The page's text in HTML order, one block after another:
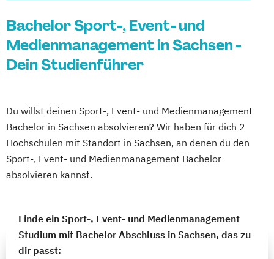
Bachelor Sport-, Event- und
Medienmanagement in Sachsen -
Dein Studienführer
Du willst deinen Sport-, Event- und Medienmanagement
Bachelor in Sachsen absolvieren? Wir haben für dich 2
Hochschulen mit Standort in Sachsen, an denen du den
Sport-, Event- und Medienmanagement Bachelor
absolvieren kannst.
Finde ein Sport-, Event- und Medienmanagement
Studium mit Bachelor Abschluss in Sachsen, das zu
dir passt: